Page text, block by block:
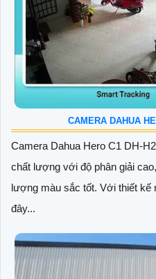
CAMERA DAHUA
Camera Dahua Hero C1 DH-
chất lượng với độ phân giải
lượng màu sắc tốt. Với thiết kế
đây...